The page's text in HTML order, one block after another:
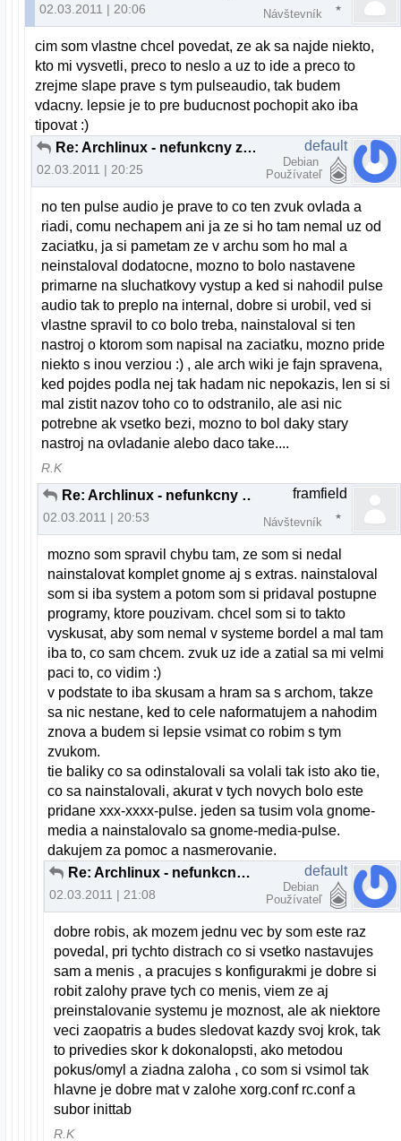
02.03.2011 | 20:06 Návštevník
cim som vlastne chcel povedat, ze ak sa najde niekto,
kto mi vysvetli, preco to neslo a uz to ide a preco to
zrejme slape prave s tym pulseaudio, tak budem
vdacny. lepsie je to pre buducnost pochopit ako iba
tipovat :)
Re: Archlinux - nefunkcny zvuk z repraku
02.03.2011 | 20:25
default
Debian
Používateľ
no ten pulse audio je prave to co ten zvuk ovlada a
riadi, comu nechapem ani ja ze si ho tam nemal uz od
zaciatku, ja si pametam ze v archu som ho mal a
neinstaloval dodatocne, mozno to bolo nastavene
primarne na sluchatkovy vystup a ked si nahodil pulse
audio tak to preplo na internal, dobre si urobil, ved si
vlastne spravil to co bolo treba, nainstaloval si ten
nastroj o ktorom som napisal na zaciatku, mozno pride
niekto s inou verziou :) , ale arch wiki je fajn spravena,
ked pojdes podla nej tak hadam nic nepokazis, len si si
mal zistit nazov toho co to odstranilo, ale asi nic
potrebne ak vsetko bezi, mozno to bol daky stary
nastroj na ovladanie alebo daco take....
R.K
Re: Archlinux - nefunkcny zvuk z repraku
02.03.2011 | 20:53
framfield
Návštevník
mozno som spravil chybu tam, ze som si nedal
nainstalovat komplet gnome aj s extras. nainstaloval
som si iba system a potom som si pridaval postupne
programy, ktore pouzivam. chcel som si to takto
vyskusat, aby som nemal v systeme bordel a mal tam
iba to, co sam chcem. zvuk uz ide a zatial sa mi velmi
paci to, co vidim :)
v podstate to iba skusam a hram sa s archom, takze
sa nic nestane, ked to cele naformatujem a nahodim
znova a budem si lepsie vsimat co robim s tym
zvukom.
tie baliky co sa odinstalovali sa volali tak isto ako tie,
co sa nainstalovali, akurat v tych novych bolo este
pridane xxx-xxxx-pulse. jeden sa tusim vola gnome-
media a nainstalovalo sa gnome-media-pulse.
dakujem za pomoc a nasmerovanie.
Re: Archlinux - nefunkcny zvuk z repraku
02.03.2011 | 21:08
default
Debian
Používateľ
dobre robis, ak mozem jednu vec by som este raz
povedal, pri tychto distrach co si vsetko nastavujes
sam a menis , a pracujes s konfigurakmi je dobre si
robit zalohy prave tych co menis, viem ze aj
preinstalovanie systemu je moznost, ale ak niektore
veci zaopatris a budes sledovat kazdy svoj krok, tak
to privedies skor k dokonalopsti, ako metodou
pokus/omyl a ziadna zaloha , co som si vsimol tak
hlavne je dobre mat v zalohe xorg.conf rc.conf a
subor inittab
R.K